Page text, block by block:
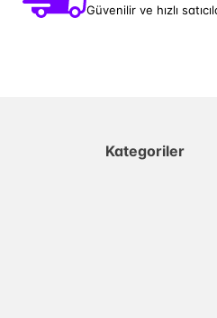
Güvenilir ve hızlı
Kategoriler